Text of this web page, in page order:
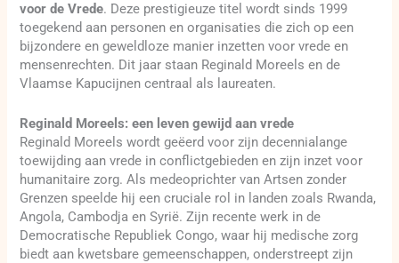
voor de Vrede. Deze prestigieuze titel wordt sinds 1999
toegekend aan personen en organisaties die zich op een
bijzondere en geweldloze manier inzetten voor vrede en
mensenrechten. Dit jaar staan Reginald Moreels en de
Vlaamse Kapucijnen centraal als laureaten.
Reginald Moreels: een leven gewijd aan vrede
Reginald Moreels wordt geëerd voor zijn decennialange
toewijding aan vrede in conflictgebieden en zijn inzet voor
humanitaire zorg. Als medeoprichter van Artsen zonder
Grenzen speelde hij een cruciale rol in landen zoals Rwanda,
Angola, Cambodja en Syrië. Zijn recente werk in de
Democratische Republiek Congo, waar hij medische zorg
biedt aan kwetsbare gemeenschappen, onderstreept zijn